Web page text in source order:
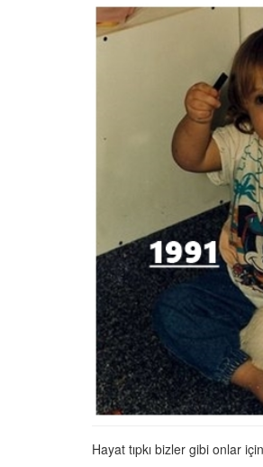
Hayat tıpkı bizler gibi onlar